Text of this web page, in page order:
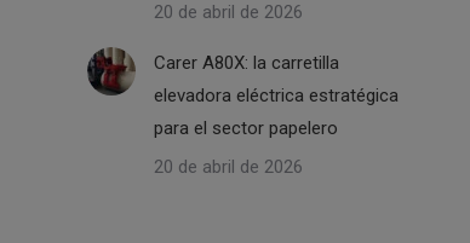
20 de abril de 2026
Carer A80X: la carretilla
elevadora eléctrica estratégica
para el sector papelero
20 de abril de 2026